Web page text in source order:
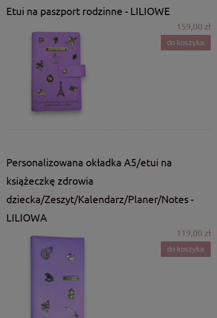
Etui na paszport rodzinne - LILIOWE
159,00 zł
do koszyka
Personalizowana okładka A5/etui na
książeczkę zdrowia
dziecka/Zeszyt/Kalendarz/Planer/Notes -
LILIOWA
119,00 zł
do koszyka